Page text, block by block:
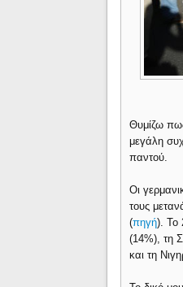
Θυμίζω
μεγάλη
παντού.
Οι
τους
(πηγή). Το
(14%), τη
και τη